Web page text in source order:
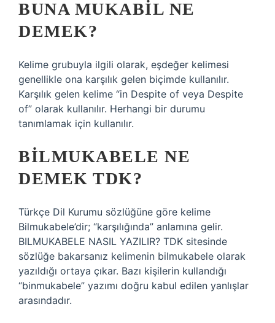
BUNA MUKABIL NE
DEMEK?
Kelime grubuyla ilgili olarak, eşdeğer kelimesi
genellikle ona karşılık gelen biçimde kullanılır.
Karşılık gelen kelime “in Despite of veya Despite
of” olarak kullanılır. Herhangi bir durumu
tanımlamak için kullanılır.
BILMUKABELE NE
DEMEK TDK?
Türkçe Dil Kurumu sözlüğüne göre kelime
Bilmukabele’dir; “karşılığında” anlamına gelir.
BILMUKABELE NASIL YAZILIR? TDK sitesinde
sözlüğe bakarsanız kelimenin bilmukabele olarak
yazıldığı ortaya çıkar. Bazı kişilerin kullandığı
“binmukabele” yazımı doğru kabul edilen yanlışlar
arasındadır.